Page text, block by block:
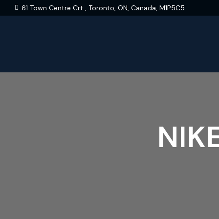
61 Town Centre Crt , Toronto, ON, Canada, M1P5C5